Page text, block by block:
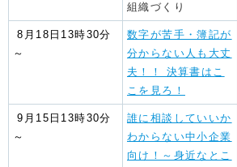
組織づくり
8月18日13時30分
～
数字が苦手・簿記が
分からない人も大丈
夫！！ 決算書はこ
こを見ろ！
9月15日13時30分
～
誰に相談していいか
わからない中小企業
向け！～身近なとこ